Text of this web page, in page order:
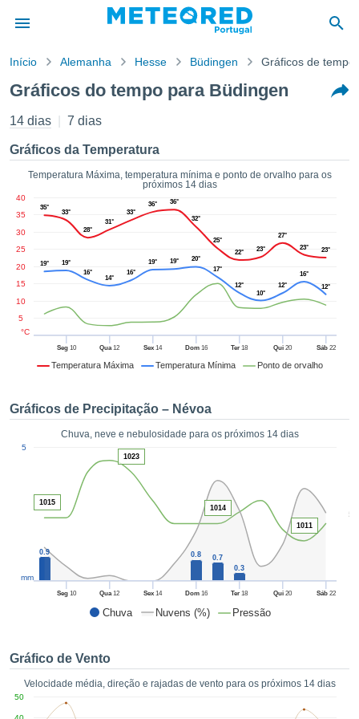
da
foi
por
para
que as
a este
das
e
forma
digital
o
no
como
CONTINUAR
Início Alemanha Hesse Büdingen Gráficos de tempo
Gráficos do tempo para Büdingen
14 dias 7 dias
Gráficos da Temperatura
Temperatura Máxima, temperatura mínima e ponto de orvalho para os
próximos 14 dias
Temperatura Máxima Temperatura Mínima Ponto de orvalho
Seg10 Qua12 Sex 14 Dom16 Ter 18 Qui 20 Sáb22
5
10
15
20
25
30
35
40
°C
35°
33°
28°
31°
33°
36° 36°
32°
25°
22°
23°
27°
23°
23°
19°
19°
16°
14°
16°
19° 19°
20°
17°
12°
10°
12°
16°
12°
Gráficos de Precipitação – Névoa
Chuva, neve e nebulosidade para os próximos 14 dias
Chuva Nuvens (%) Pressão
50
Seg10 Qua12 Sex 14 Dom16 Ter 18 Qui 20 Sáb22
5
mm
0.9 0.8
0.7
0.3
1015
1023
1014
1011
Gráfico de Vento
Velocidade média, direção e rajadas de vento para os próximos 14 dias
50